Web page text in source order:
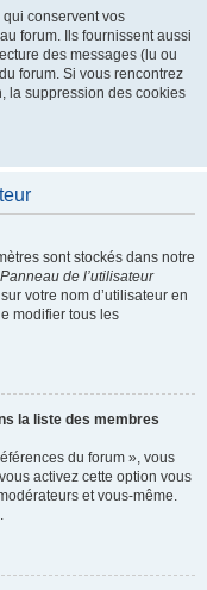
conservent vos
forum. Ils fournissent aussi
des messages (lu ou
forum. Si vous rencontrez
la suppression des cookies
sont stockés dans notre
Panneau de l’utilisateur
votre nom d’utilisateur en
modifier tous les
la liste des membres
du forum », vous
activez cette option vous
et vous-même.